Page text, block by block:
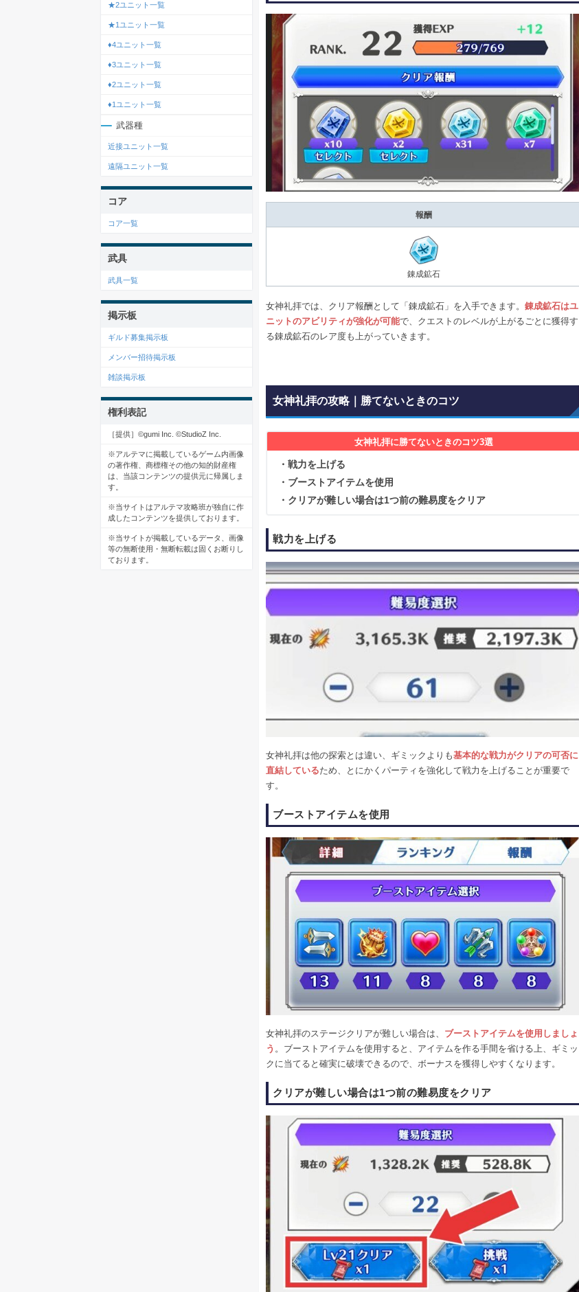
報酬
錬成鉱石
女神礼拝では、クリア報酬として「錬成鉱石」を入手できます。 錬成鉱石はユ
ニットのアビリティが強化が可能で、クエストのレベルが上がるごとに獲得す
る錬成鉱石のレア度も上がっていきます。
女神礼拝の攻略｜勝てないときのコツ
女神礼拝に勝てないときのコツ3選
・戦力を上げる
・ブーストアイテムを使用
・クリアが難しい場合は1つ前の難易度をクリア
戦力を上げる
女神礼拝は他の探索とは違い、ギミックよりも基本的な戦力がクリアの可否に
直結しているため、とにかくパーティを強化して戦力を上げることが重要で
す。
ブーストアイテムを使用
女神礼拝のステージクリアが難しい場合は、 ブーストアイテムを使用しましょ
う 。ブーストアイテムを使用すると、アイテムを作る手間を省ける上、ギミッ
クに当てると確実に破壊できるので、ボーナスを獲得しやすくなります。
クリアが難しい場合は1つ前の難易度をクリア
★2ユニット一覧
★1ユニット一覧
♦4ユニット一覧
♦3ユニット一覧
♦2ユニット一覧
♦1ユニット一覧
武器種
近接ユニット一覧
遠隔ユニット一覧
コア
コア一覧
武具
武具一覧
掲示板
ギルド募集掲示板
メンバー招待掲示板
雑談掲示板
権利表記
［提供］©gumi Inc. ©StudioZ Inc.
※アルテマに掲載しているゲーム内画像
の著作権、商標権その他の知的財産権
は、当該コンテンツの提供元に帰属しま
す。
※当サイトはアルテマ攻略班が独自に作
成したコンテンツを提供しております。
※当サイトが掲載しているデータ、画像
等の無断使用・無断転載は固くお断りし
ております。